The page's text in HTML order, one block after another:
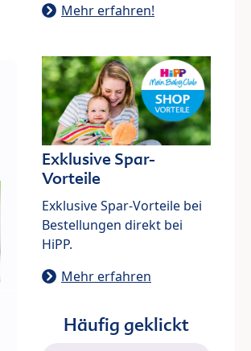
Mehr erfahren!
Exklusive Spar-
Vorteile
Exklusive Spar-Vorteile bei
Bestellungen direkt bei
HiPP.
Mehr erfahren
Häufig geklickt